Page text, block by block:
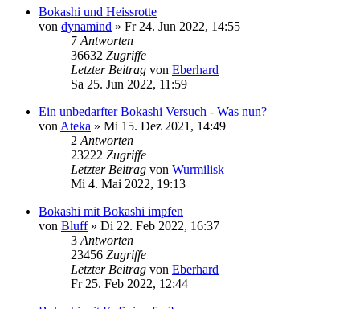
Bokashi und Heissrotte
von dynamind » Fr 24. Jun 2022, 14:55
7 Antworten
36632 Zugriffe
Letzter Beitrag von Eberhard
Sa 25. Jun 2022, 11:59
Ein unbedarfter Bokashi Versuch - Was nun?
von Ateka » Mi 15. Dez 2021, 14:49
2 Antworten
23222 Zugriffe
Letzter Beitrag von Wurmilisk
Mi 4. Mai 2022, 19:13
Bokashi mit Bokashi impfen
von Bluff» Di 22. Feb 2022, 16:37
3 Antworten
23456 Zugriffe
Letzter Beitrag von Eberhard
Fr 25. Feb 2022, 12:44